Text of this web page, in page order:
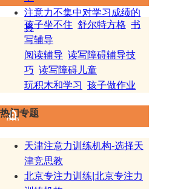
注意力不集中对学习成绩的
真
孩子坐不住 舒尔特方格 书
写辅导
阅读辅导 读写障碍辅导技
巧 读写障碍儿童
玩积木和学习 孩子做作业
热门专题
天津注意力训练机构-选择天
津竞思教
北京专注力训练|北京专注力